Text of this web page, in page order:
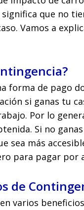
que no
Vamos a
forma de pago
si ganas tu
Por lo
Si no
sea más
para pagar por
de
varios